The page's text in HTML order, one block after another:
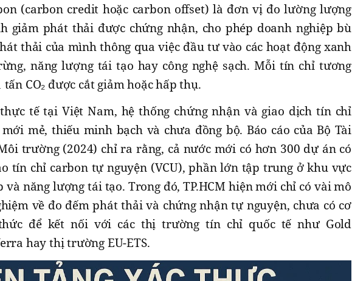
(carbon credit hoặc carbon offset) là đơn vị đo lường lượng
giảm phát thải được chứng nhận, cho phép doanh nghiệp bù
thải của mình thông qua việc đầu tư vào các hoạt động xanh
năng lượng tái tạo hay công nghệ sạch. Mỗi tín chỉ tương
CO₂ được cắt giảm hoặc hấp thụ.
tế tại Việt Nam, hệ thống chứng nhận và giao dịch tín chỉ
mẻ, thiếu minh bạch và chưa đồng bộ. Báo cáo của Bộ Tài
trường (2024) chỉ ra rằng, cả nước mới có hơn 300 dự án có
tín chỉ carbon tự nguyện (VCU), phần lớn tập trung ở khu vực
và năng lượng tái tạo. Trong đó, TP.HCM hiện mới chỉ có vài mô
về đo đếm phát thải và chứng nhận tự nguyện, chưa có cơ
để kết nối với các thị trường tín chỉ quốc tế như Gold
hay thị trường EU-ETS.